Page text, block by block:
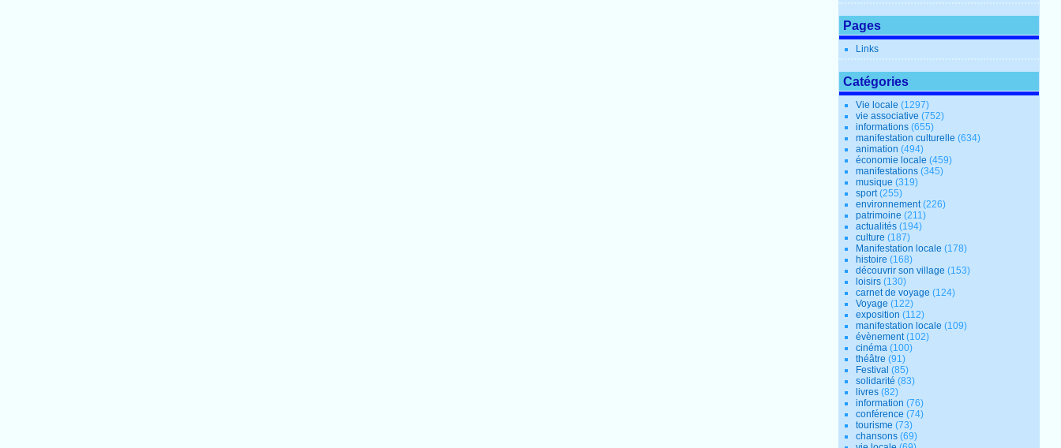
Pages
Links
Catégories
Vie locale (1297)
vie associative (752)
informations (655)
manifestation culturelle (634)
animation (494)
économie locale (459)
manifestations (345)
musique (319)
sport(255)
environnement(226)
patrimoine (211)
actualités (194)
culture (187)
Manifestation locale (178)
histoire (168)
découvrir son village (153)
loisirs (130)
carnet de voyage (124)
Voyage (122)
exposition (112)
manifestation locale (109)
évènement(102)
cinéma (100)
théâtre (91)
Festival (85)
solidarité (83)
livres (82)
information (76)
conférence (74)
tourisme (73)
chansons (69)